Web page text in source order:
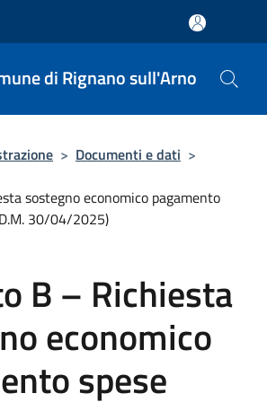
di Rignano sull'Arno
> Documenti e dati >
sostegno economico pagamento
30/04/2025)
B – Richiesta
economico
spese